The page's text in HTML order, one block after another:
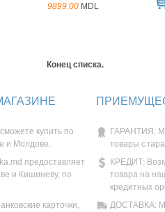
9899.00 MDL
Конец списка.
купить по
и Молдове.
предоставляет
и Кишиневу, по
карточки,
ГАРАНТИЯ:
товары с
КРЕДИТ:
товара на
кредитных
ДОСТАВКА: